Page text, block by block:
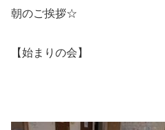
朝のご挨拶☆
【始まりの会】